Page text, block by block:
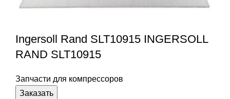
Ingersoll Rand SLT10915 INGERSOLL
RAND SLT10915
Запчасти для компрессоров
Заказать